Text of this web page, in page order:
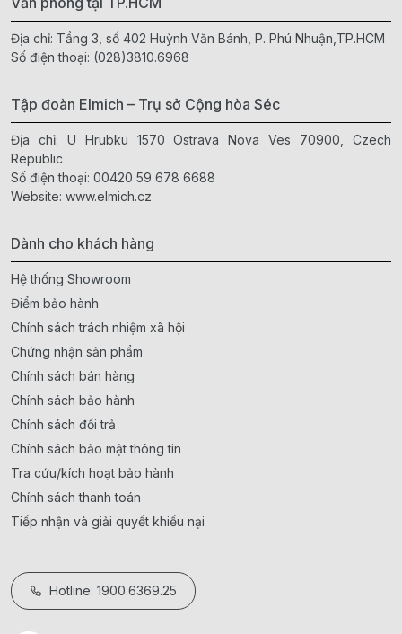
Địa chỉ: Tầng 3, số 402 Huỳnh Văn Bánh, P. Phú Nhuận,TP.HCM
Số điện thoại: (028)3810.6968
Tập đoàn Elmich – Trụ sở Cộng hòa Séc
Địa chỉ: U Hrubku 1570 Ostrava Nova Ves 70900, Czech
Republic
Số điện thoại: 00420 59 678 6688
Website: www.elmich.cz
Dành cho khách hàng
Hệ thống Showroom
Điểm bảo hành
Chính sách trách nhiệm xã hội
Chứng nhận sản phẩm
Chính sách bán hàng
Chính sách bảo hành
Chính sách đổi trả
Chính sách bảo mật thông tin
Tra cứu/kích hoạt bảo hành
Chính sách thanh toán
Tiếp nhận và giải quyết khiếu nại
Hotline: 1900.6369.25